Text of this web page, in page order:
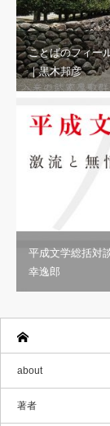
ことばのフィ
｜黒木邦彦
平成文学総括対
幸逸郎
about
著者